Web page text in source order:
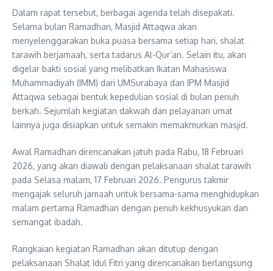
Dalam rapat tersebut, berbagai agenda telah disepakati.
Selama bulan Ramadhan, Masjid Attaqwa akan
menyelenggarakan buka puasa bersama setiap hari, shalat
tarawih berjamaah, serta tadarus Al-Qur’an. Selain itu, akan
digelar bakti sosial yang melibatkan Ikatan Mahasiswa
Muhammadiyah (IMM) dari UMSurabaya dan IPM Masjid
Attaqwa sebagai bentuk kepedulian sosial di bulan penuh
berkah. Sejumlah kegiatan dakwah dan pelayanan umat
lainnya juga disiapkan untuk semakin memakmurkan masjid.
Awal Ramadhan direncanakan jatuh pada Rabu, 18 Februari
2026, yang akan diawali dengan pelaksanaan shalat tarawih
pada Selasa malam, 17 Februari 2026. Pengurus takmir
mengajak seluruh jamaah untuk bersama-sama menghidupkan
malam pertama Ramadhan dengan penuh kekhusyukan dan
semangat ibadah.
Rangkaian kegiatan Ramadhan akan ditutup dengan
pelaksanaan Shalat Idul Fitri yang direncanakan berlangsung